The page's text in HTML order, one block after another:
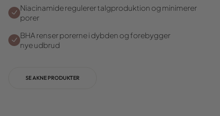
Niacinamide regulerer talgproduktion og minimerer
porer
BHA renser porerne i dybden og forebygger
nye udbrud
SE AKNE PRODUKTER